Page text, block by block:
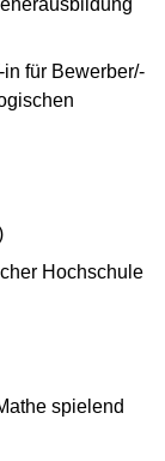
für Bewerber/-
Hochschule
spielend